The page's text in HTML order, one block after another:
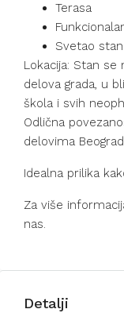
Terasa
Svetao stan
Lokacija: Stan se
delova grada, u
škola i svih
Odlična
delovima
Idealna prilika
Za više
nas.
Detalji